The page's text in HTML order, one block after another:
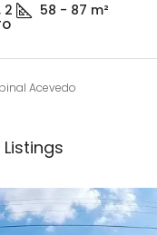
2 58 - 87 m²
Acevedo